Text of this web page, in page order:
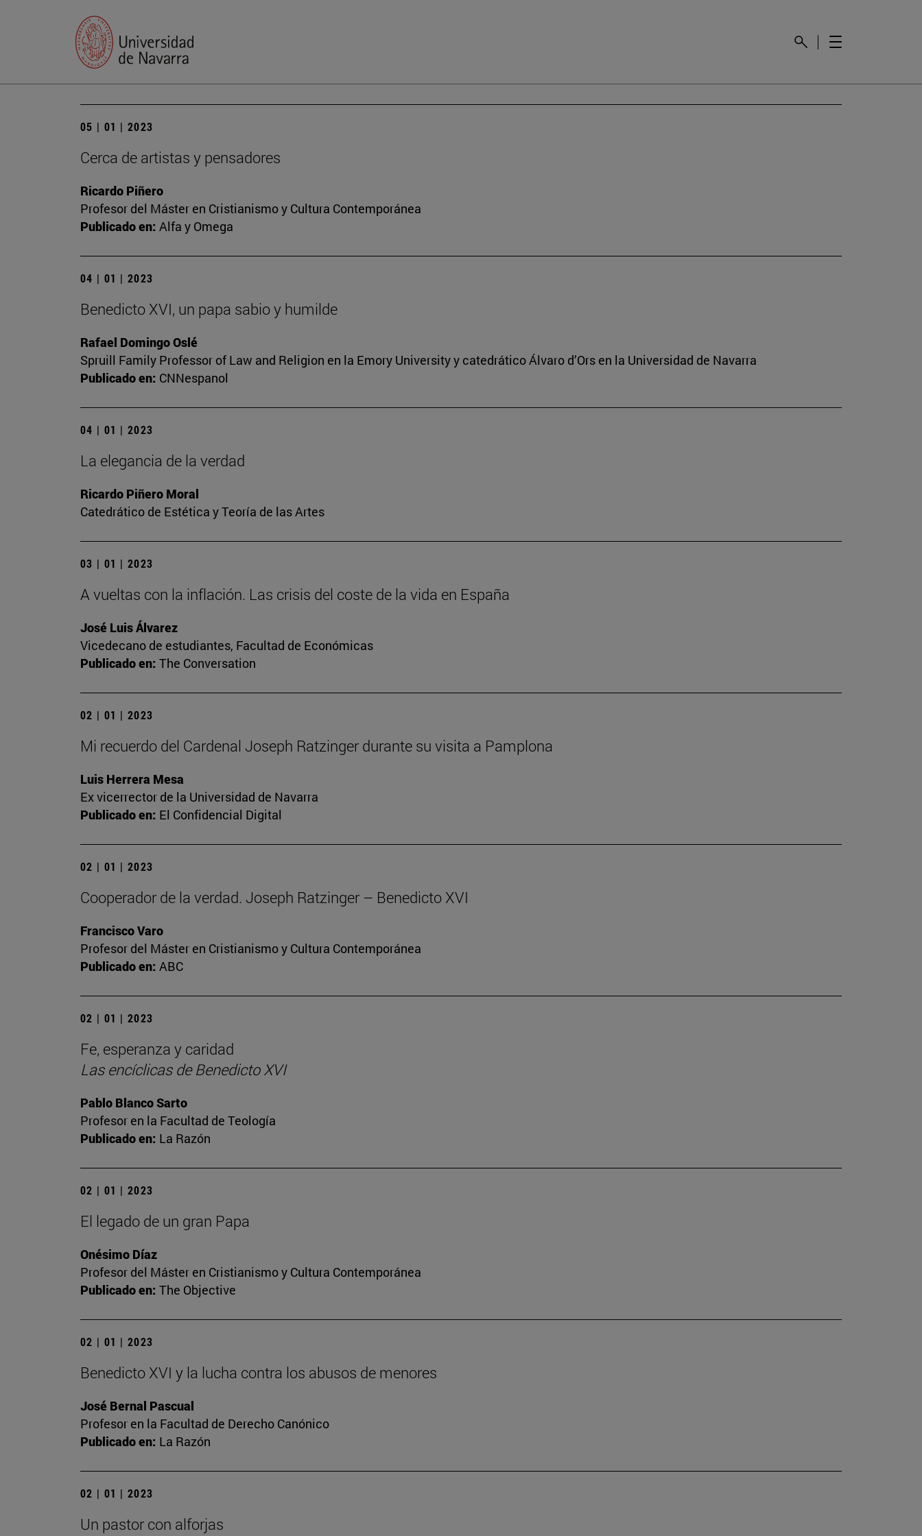
05 | 01 | 2023
Cerca de artistas y pensadores
Ricardo Piñero
Profesor del Máster en Cristianismo y Cultura Contemporánea
Publicado en: Alfa y Omega
04 | 01 | 2023
Benedicto XVI, un papa sabio y humilde
Rafael Domingo Oslé
Spruill Family Professor of Law and Religion en la Emory University y catedrático Álvaro d’Ors en la Universidad de Navarra
Publicado en: CNNespanol
04 | 01 | 2023
La elegancia de la verdad
Ricardo Piñero Moral
Catedrático de Estética y Teoría de las Artes
03 | 01 | 2023
A vueltas con la inflación. Las crisis del coste de la vida en España
José Luis Álvarez
Vicedecano de estudiantes, Facultad de Económicas
Publicado en: The Conversation
02 | 01 | 2023
Mi recuerdo del Cardenal Joseph Ratzinger durante su visita a Pamplona
Luis Herrera Mesa
Ex vicerrector de la Universidad de Navarra
Publicado en: El Confidencial Digital
02 | 01 | 2023
Cooperador de la verdad. Joseph Ratzinger – Benedicto XVI
Francisco Varo
Profesor del Máster en Cristianismo y Cultura Contemporánea
Publicado en: ABC
02 | 01 | 2023
Fe, esperanza y caridad
Las encíclicas de Benedicto XVI
Pablo Blanco Sarto
Profesor en la Facultad de Teología
Publicado en: La Razón
02 | 01 | 2023
El legado de un gran Papa
Onésimo Díaz
Profesor del Máster en Cristianismo y Cultura Contemporánea
Publicado en: The Objective
02 | 01 | 2023
Benedicto XVI y la lucha contra los abusos de menores
José Bernal Pascual
Profesor en la Facultad de Derecho Canónico
Publicado en: La Razón
02 | 01 | 2023
Un pastor con alforjas